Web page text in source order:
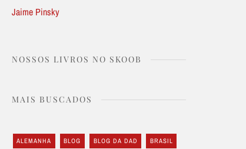
Jaime Pinsky
NOSSOS LIVROS NO SKOOB
MAIS BUSCADOS
ALEMANHA BLOG BLOG DA DAD BRASIL